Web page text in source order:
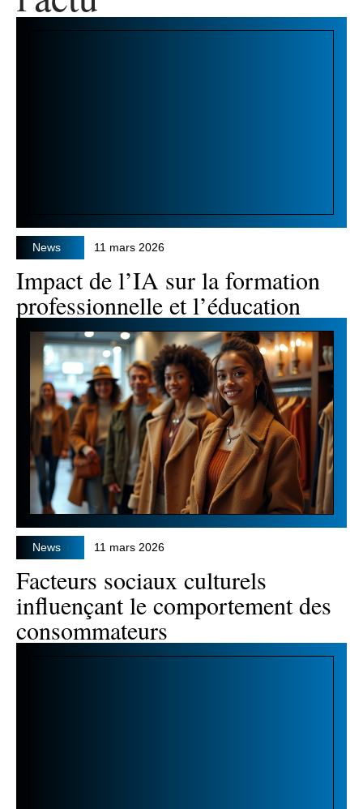
News 11 mars 2026
Impact de l’IA sur la formation
professionnelle et l’éducation
News 11 mars 2026
Facteurs sociaux culturels
influençant le comportement des
consommateurs